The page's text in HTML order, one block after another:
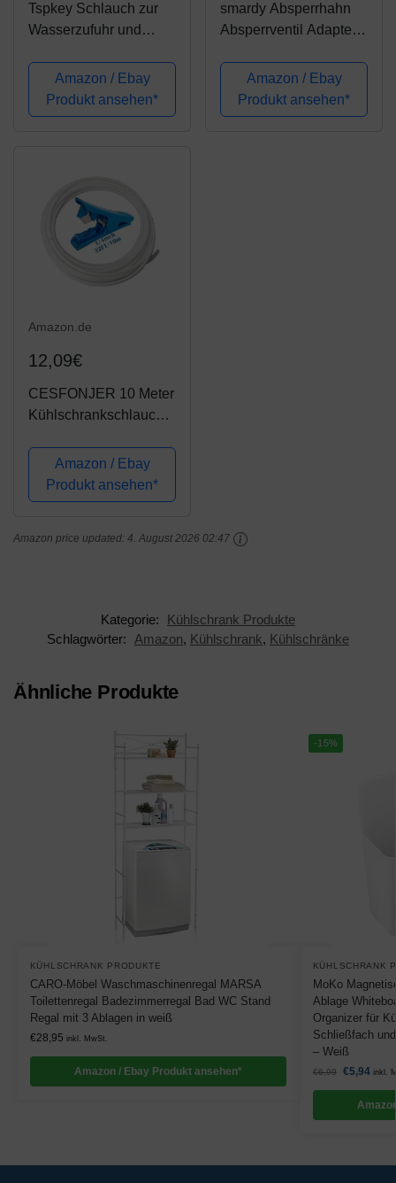
Tspkey Schlauch zur
Wasserzufuhr und
Anschluss-Kit für
europäische
Kühlschränke, 10
Amazon / Ebay
Produkt ansehen*
smardy Absperrhahn
Absperrventil Adapter
Zoll zum Anschluss
von 2 Geräten
Amazon / Ebay
Produkt ansehen*
Amazon.de
12,09€
CESFONJER 10 Meter
Kühlschrankschlauch,
Osmose Schlauch für
Side by Side
Kühlschrank,
Wasserzulaufleitung
Amazon / Ebay
Produkt ansehen*
Amazon price updated: 4. August 2026 02:47
Kategorie:
Kühlschrank Produkte
Schlagwörter:
Amazon, Kühlschrank, Kühlschränke
Ähnliche Produkte
KÜHLSCHRANK PRODUKTE
CARO-Möbel Waschmaschinenregal MARSA
Toilettenregal Badezimmerregal Bad WC Stand
Regal mit 3 Ablagen in weiß
€28,95 inkl. MwSt.
Amazon / Ebay Produkt ansehen*
-15%
KÜHLSCHRANK
MoKo
Ablage
Organizer für
Schließfach
– Weiß
€6,99 €5,94 inkl.